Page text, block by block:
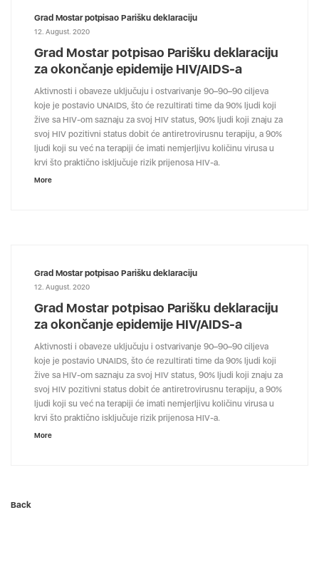
Grad Mostar potpisao Parišku deklaraciju
12. August. 2020
Grad Mostar potpisao Parišku deklaraciju
za okončanje epidemije HIV/AIDS-a
Aktivnosti i obaveze uključuju i ostvarivanje 90–90–90 ciljeva
koje je postavio UNAIDS, što će rezultirati time da 90% ljudi koji
žive sa HIV-om saznaju za svoj HIV status, 90% ljudi koji znaju za
svoj HIV pozitivni status dobit će antiretrovirusnu terapiju, a 90%
ljudi koji su već na terapiji će imati nemjerljivu količinu virusa u
krvi što praktično isključuje rizik prijenosa HIV-a.
More
Grad Mostar potpisao Parišku deklaraciju
12. August. 2020
Grad Mostar potpisao Parišku deklaraciju
za okončanje epidemije HIV/AIDS-a
Aktivnosti i obaveze uključuju i ostvarivanje 90–90–90 ciljeva
koje je postavio UNAIDS, što će rezultirati time da 90% ljudi koji
žive sa HIV-om saznaju za svoj HIV status, 90% ljudi koji znaju za
svoj HIV pozitivni status dobit će antiretrovirusnu terapiju, a 90%
ljudi koji su već na terapiji će imati nemjerljivu količinu virusa u
krvi što praktično isključuje rizik prijenosa HIV-a.
More
Back